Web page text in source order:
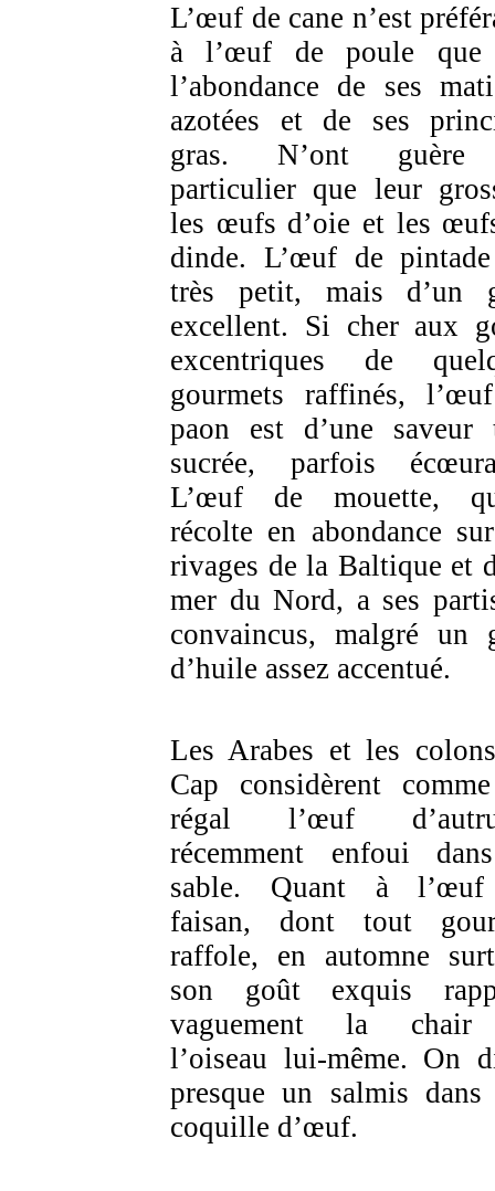
L’œuf de cane n’est
à l’œuf de poule que
l’abondance de ses
azotées et de ses
gras. N’ont guère
particulier que leur
les œufs d’oie et les
dinde. L’œuf de
très petit, mais d’un
excellent. Si cher aux
excentriques de
gourmets raffinés,
paon est d’une saveur
sucrée, parfois
L’œuf de mouette,
récolte en abondance
rivages de la Baltique et
mer du Nord, a ses
convaincus, malgré un
d’huile assez accentué.
Les Arabes et les
Cap considèrent
régal l’œuf
récemment enfoui
sable. Quant à
faisan, dont tout
raffole, en automne
son goût exquis
vaguement la
l’oiseau lui-même. On
presque un salmis dans
coquille d’œuf.